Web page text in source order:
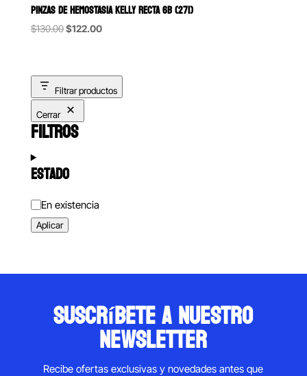
PINZAS DE HEMOSTASIA KELLY RECTA 6B (271)
$130.00Original
$130.00.
$122.00Current
$122.00.
Filtrar productos
Cerrar
FILTROS
ESTADO
Estado
En existencia
Aplicar
suscríbete a nuestro
newsletter
Recibe ofertas exclusivas y novedades antes que